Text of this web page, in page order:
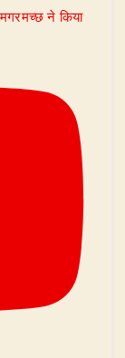
मगरमच्छ ने किया